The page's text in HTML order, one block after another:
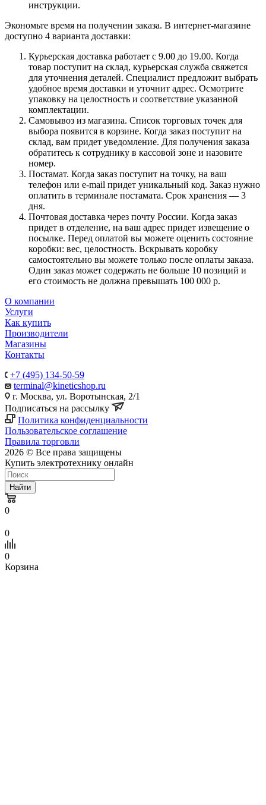
инструкции.
Экономьте время на получении заказа. В интернет-магазине
доступно 4 варианта доставки:
Курьерская доставка работает с 9.00 до 19.00. Когда
товар поступит на склад, курьерская служба свяжется
для уточнения деталей. Специалист предложит выбрать
удобное время доставки и уточнит адрес. Осмотрите
упаковку на целостность и соответствие указанной
комплектации.
Самовывоз из магазина. Список торговых точек для
выбора появится в корзине. Когда заказ поступит на
склад, вам придет уведомление. Для получения заказа
обратитесь к сотруднику в кассовой зоне и назовите
номер.
Постамат. Когда заказ поступит на точку, на ваш
телефон или e-mail придет уникальный код. Заказ нужно
оплатить в терминале постамата. Срок хранения — 3
дня.
Почтовая доставка через почту России. Когда заказ
придет в отделение, на ваш адрес придет извещение о
посылке. Перед оплатой вы можете оценить состояние
коробки: вес, целостность. Вскрывать коробку
самостоятельно вы можете только после оплаты заказа.
Один заказ может содержать не больше 10 позиций и
его стоимость не должна превышать 100 000 р.
О компании
Услуги
Как купить
Производители
Магазины
Контакты
+7 (495) 134-50-59
terminal@kineticshop.ru
г. Москва, ул. Воротынская, 2/1
Подписаться на рассылку
Политика конфиденциальности
Пользовательское соглашение
Правила торговли
2026 © Все права защищены
Купить электротехнику онлайн
Найти
0
0
0
Корзина